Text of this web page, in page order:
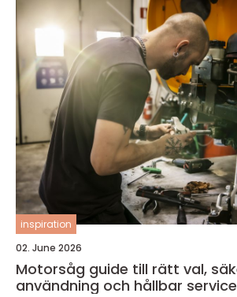
inspiration
02. June 2026
Motorsåg guide till rätt val, säker
användning och hållbar service